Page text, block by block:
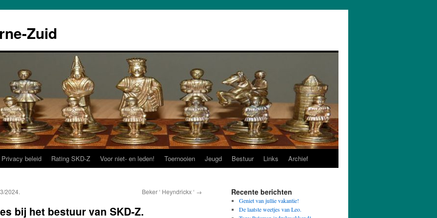
Zuid
Privacy beleid Rating SKD-Z Voor niet- en leden! Toernooien Jeugd Bestuur Links Archief
2024. Beker ‘ Heyndrickx ‘ →
bij het bestuur van SKD-Z.
Recente berichten
Geniet van jullie vakantie!
De laatste weetjes van Leo.